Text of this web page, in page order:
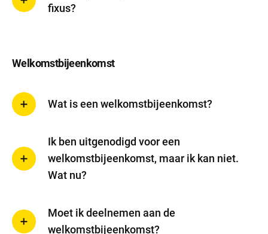
fixus?
Welkomstbijeenkomst
Wat is een welkomstbijeenkomst?
Ik ben uitgenodigd voor een
welkomstbijeenkomst, maar ik kan niet.
Wat nu?
Moet ik deelnemen aan de
welkomstbijeenkomst?